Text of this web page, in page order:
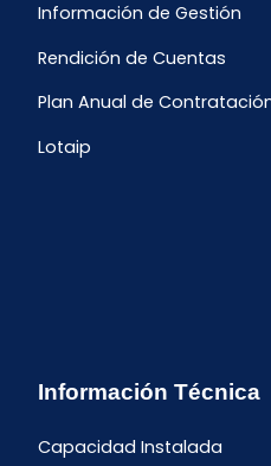
Información de Gestión
Rendición de Cuentas
Plan Anual de
Lotaip
Información Técnica
Capacidad Instalada